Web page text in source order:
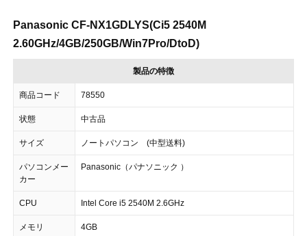
Panasonic CF-NX1GDLYS(Ci5 2540M
2.60GHz/4GB/250GB/Win7Pro/DtoD)
製品の特徴
商品コード 78550
状態 中古品
サイズ ノートパソコン (中型送料)
パソコンメー
カー
Panasonic（パナソニック ）
CPU Intel Core i5 2540M 2.6GHz
メモリ 4GB